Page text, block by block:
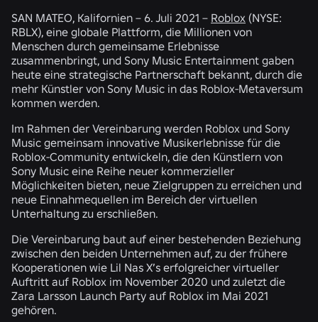
SAN MATEO, Kalifornien – 6. Juli 2021 – Roblox (NYSE:
RBLX), eine globale Plattform, die Millionen von
Menschen durch gemeinsame Erlebnisse
zusammenbringt, und Sony Music Entertainment gaben
heute eine strategische Partnerschaft bekannt, durch die
mehr Künstler von Sony Music in das Roblox-Metaversum
kommen werden.
Im Rahmen der Vereinbarung werden Roblox und Sony
Music gemeinsam innovative Musikerlebnisse für die
Roblox-Community entwickeln, die den Künstlern von
Sony Music eine Reihe neuer kommerzieller
Möglichkeiten bieten, neue Zielgruppen zu erreichen und
neue Einnahmequellen im Bereich der virtuellen
Unterhaltung zu erschließen.
Die Vereinbarung baut auf einer bestehenden Beziehung
zwischen den beiden Unternehmen auf, zu der frühere
Kooperationen wie Lil Nas X’s erfolgreicher virtueller
Auftritt auf Roblox im November 2020 und zuletzt die
Zara Larsson Launch Party auf Roblox im Mai 2021
gehören.